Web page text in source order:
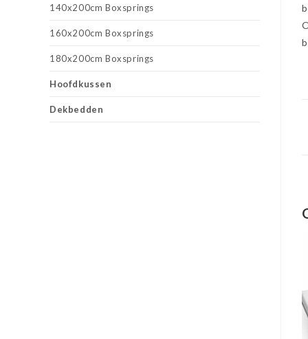
140x200cm Boxsprings
160x200cm Boxsprings
180x200cm Boxsprings
Hoofdkussen
Dekbedden